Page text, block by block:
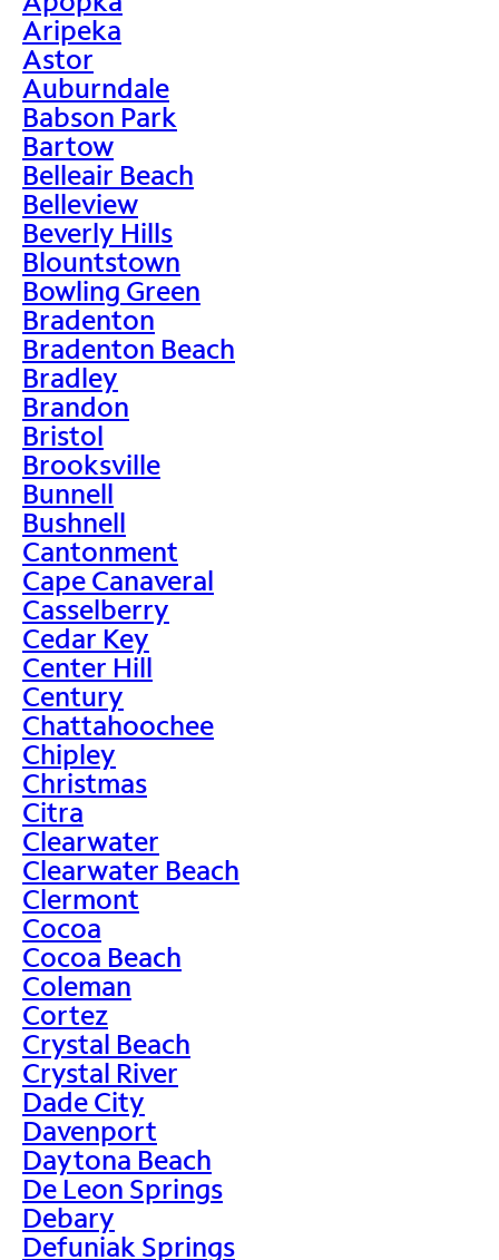
Aripeka
Astor
Auburndale
Babson Park
Bartow
Belleair Beach
Belleview
Beverly Hills
Blountstown
Bowling Green
Bradenton
Bradenton Beach
Bradley
Brandon
Bristol
Brooksville
Bunnell
Bushnell
Cantonment
Cape Canaveral
Casselberry
Cedar Key
Center Hill
Century
Chattahoochee
Chipley
Christmas
Citra
Clearwater
Clearwater Beach
Clermont
Cocoa
Cocoa Beach
Coleman
Cortez
Crystal Beach
Crystal River
Dade City
Davenport
Daytona Beach
De Leon Springs
Debary
Defuniak Springs